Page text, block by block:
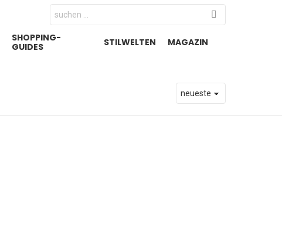
Search
for:
SHOPPING-
GUIDES
STILWELTEN MAGAZIN